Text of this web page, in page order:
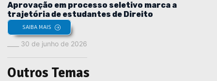
Aprovação em processo seletivo marca a
trajetória de estudantes de Direito
SAIBA MAIS
30 de junho de 2026
Outros Temas